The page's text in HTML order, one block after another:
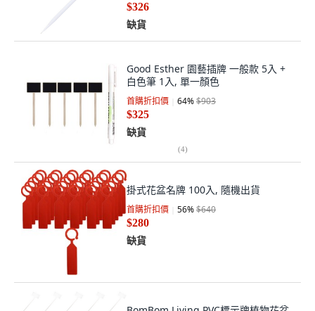
$326
缺貨
Good Esther 園藝插牌 一般款 5入 +
白色筆 1入, 單一顏色
首購折扣價 64%$903
$325
缺貨
(4)
掛式花盆名牌 100入, 隨機出貨
首購折扣價 56%$640
$280
缺貨